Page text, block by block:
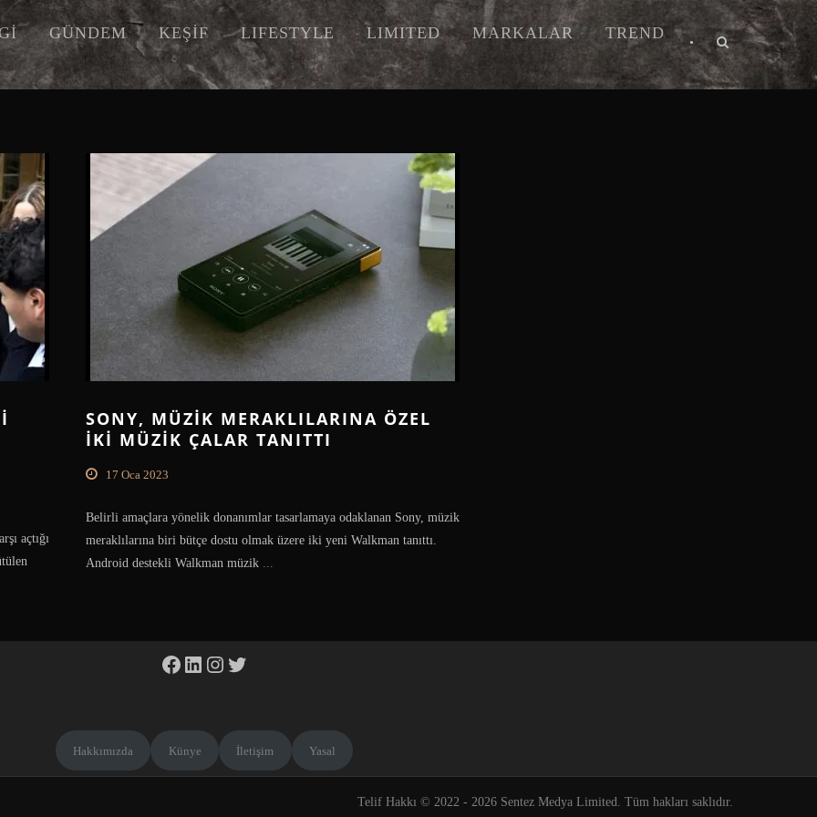
GÜNDEM KEŞİF LIFESTYLE LIMITED MARKALAR TREND
•
açtığı
SONY, MÜZIK MERAKLILARINA ÖZEL
IKI MÜZIK ÇALAR TANITTI
17 Oca 2023
Belirli amaçlara yönelik donanımlar tasarlamaya odaklanan Sony, müzik
meraklılarına biri bütçe dostu olmak üzere iki yeni Walkman tanıttı.
Android destekli Walkman müzik ...
Facebook
LinkedIn
Instagram
Twitter
Hakkımızda Künye İletişim Yasal
Telif Hakkı © 2022 - 2026 Sentez Medya Limited. Tüm hakları saklıdır.